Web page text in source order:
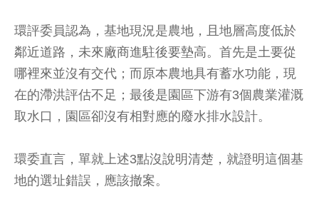
環評委員認為，基地現況是農地，且地層高度低於
鄰近道路，未來廠商進駐後要墊高。首先是土要從
哪裡來並沒有交代；而原本農地具有蓄水功能，現
在的滯洪評估不足；最後是園區下游有3個農業灌溉
取水口，園區卻沒有相對應的廢水排水設計。
環委直言，單就上述3點沒說明清楚，就證明這個基
地的選址錯誤，應該撤案。